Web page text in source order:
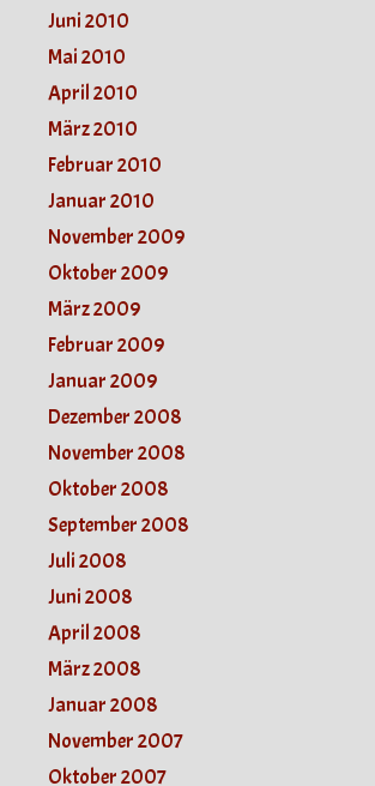
Juni 2010
Mai 2010
April 2010
März 2010
Februar 2010
Januar 2010
November 2009
Oktober 2009
März 2009
Februar 2009
Januar 2009
Dezember 2008
November 2008
Oktober 2008
September 2008
Juli 2008
Juni 2008
April 2008
März 2008
Januar 2008
November 2007
Oktober 2007